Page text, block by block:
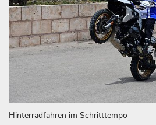
Hinterradfahren im Schritttempo